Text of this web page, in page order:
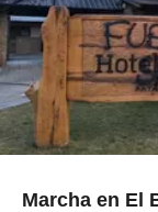
Marcha en El